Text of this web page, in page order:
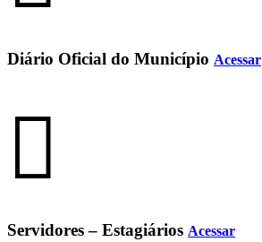
Diário Oficial do Município Acessar
Servidores – Estagiários Acessar